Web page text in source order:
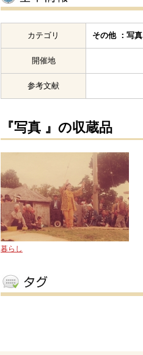
カテゴリ その他 ：写真
開催地
参考文献
『写真 』の収蔵品
暮らし